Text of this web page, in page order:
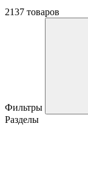
2137 товаров
Фильтры
Разделы